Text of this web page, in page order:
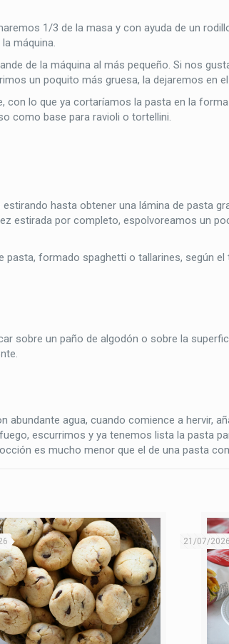
1/3 de la masa y con ayuda de un
máquina.
de la máquina al más pequeño. Si nos
un poquito más gruesa, la dejaremos en
lo que ya cortaríamos la pasta en la
como base para ravioli o tortellini.
hasta obtener una lámina de pasta
estirada por completo, espolvoreamos un
pasta, formado spaghetti o tallarines, según
sobre un paño de algodón o sobre la
abundante agua, cuando comience a hervir,
escurrimos y ya tenemos lista la pasta
es mucho menor que el de una pasta
21/07/2026